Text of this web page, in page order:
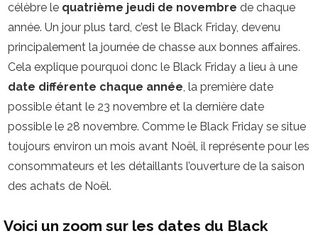
célèbre le quatrième jeudi de novembre de chaque
année. Un jour plus tard, c’est le Black Friday, devenu
principalement la journée de chasse aux bonnes affaires.
Cela explique pourquoi donc le Black Friday a lieu à une
date différente chaque année, la première date
possible étant le 23 novembre et la dernière date
possible le 28 novembre. Comme le Black Friday se situe
toujours environ un mois avant Noël, il représente pour les
consommateurs et les détaillants l’ouverture de la saison
des achats de Noël.
Voici un zoom sur les dates du Black